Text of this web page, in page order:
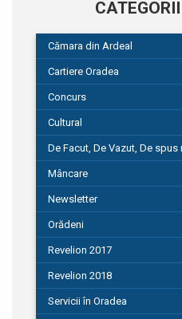
Cămara din Ardeal
Cartiere Oradea
Concurs
Cultural
De Facut, De Vazut, De spus
580
Mâncare
Newsletter
Orădeni
Revelion 2017
Revelion 2018
Servicii în Oradea